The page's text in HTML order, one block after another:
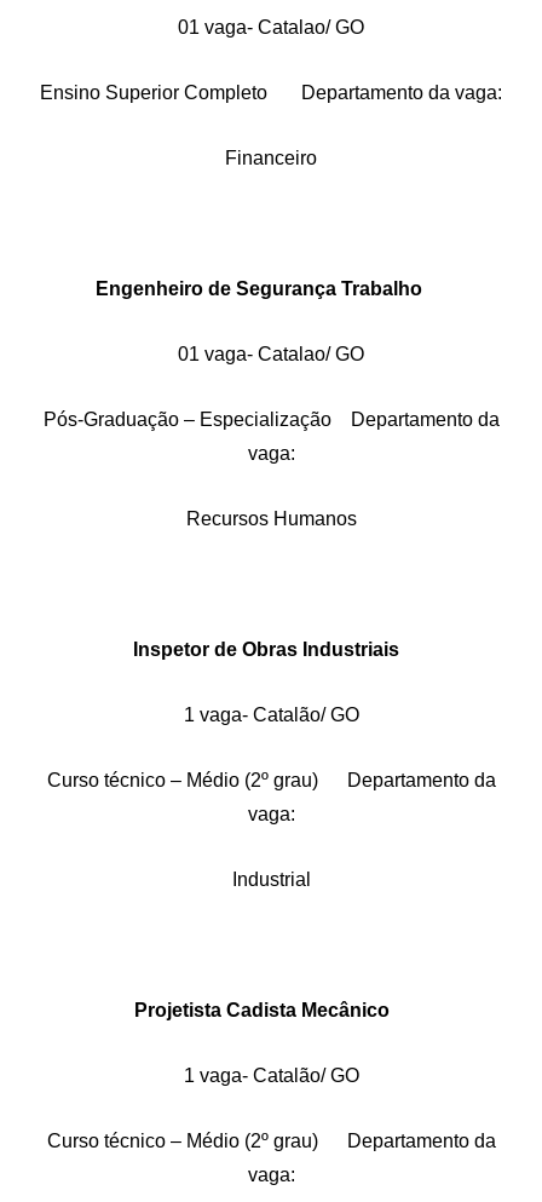
01 vaga- Catalao/ GO
Ensino Superior Completo Departamento da vaga:
Financeiro
Engenheiro de Segurança Trabalho
01 vaga- Catalao/ GO
Pós-Graduação – Especialização Departamento da
vaga:
Recursos Humanos
Inspetor de Obras Industriais
1 vaga- Catalão/ GO
Curso técnico – Médio (2º grau) Departamento da
vaga:
Industrial
Projetista Cadista Mecânico
1 vaga- Catalão/ GO
Curso técnico – Médio (2º grau) Departamento da
vaga: